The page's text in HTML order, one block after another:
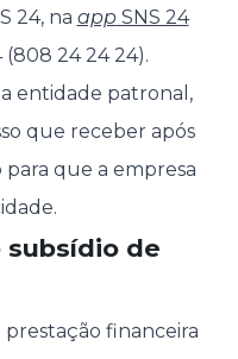
24, na appSNS 24
24 24 24).
entidade patronal,
que receber após
que a empresa
de
financeira